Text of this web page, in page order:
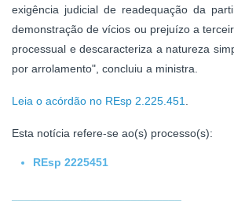
exigência judicial de readequação da
demonstração de vícios ou prejuízo a
processual e descaracteriza a natureza
por arrolamento", concluiu a ministra.
Leia o acórdão no REsp 2.225.451.
Esta notícia refere-se ao(s) processo(s):
REsp 2225451